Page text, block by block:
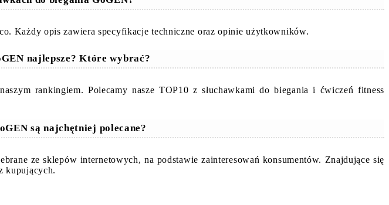
Każdy opis zawiera specyfikacje techniczne oraz opinie użytkowników.
najlepsze? Które wybrać?
rankingiem. Polecamy nasze TOP10 z słuchawkami do biegania i ćwiczeń fitness
są najchętniej polecane?
ze sklepów internetowych, na podstawie zainteresowań konsumentów. Znajdujące się
kupujących.